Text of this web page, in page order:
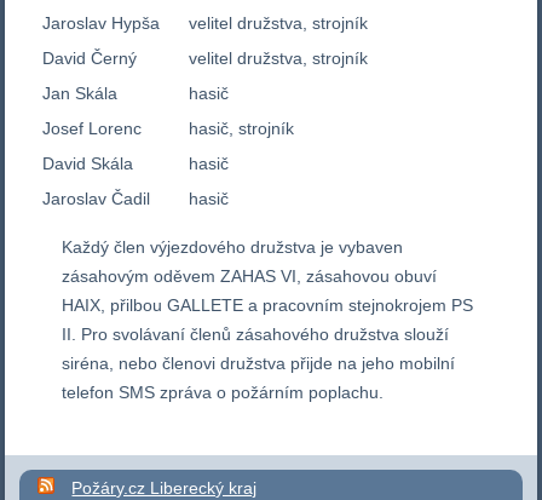
Jaroslav Hypša
velitel družstva, strojník
David Černý
velitel družstva, strojník
Jan Skála
hasič
Josef Lorenc
hasič, strojník
David Skála
hasič
Jaroslav Čadil
hasič
Každý člen výjezdového družstva je vybaven
zásahovým oděvem ZAHAS VI, zásahovou obuví
HAIX, přilbou GALLETE a pracovním stejnokrojem PS
II. Pro svolávaní členů zásahového družstva slouží
siréna, nebo členovi družstva přijde na jeho mobilní
telefon SMS zpráva o požárním poplachu.
Požáry.cz Liberecký kraj